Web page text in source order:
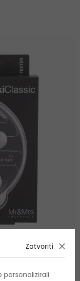
DA Kod:
Zatvoriti